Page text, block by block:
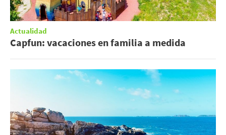
Actualidad
Capfun: vacaciones en familia a medida